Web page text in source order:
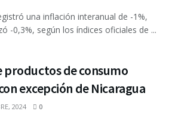
una inflación interanual de -1%,
-0,3%, según los índices oficiales de ...
productos de consumo
excepción de Nicaragua
2024 0